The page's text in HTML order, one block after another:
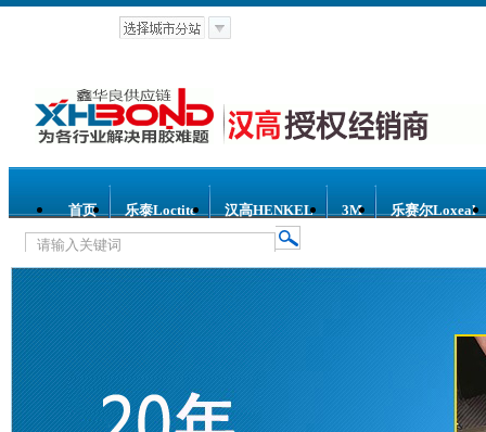
首页 乐泰Loctite 汉高HENKEL 3M 乐赛尔Loxeal
热门关键词： 乐泰螺纹锁固胶 乐泰螺纹密封胶
乐泰环
泰平面密封胶